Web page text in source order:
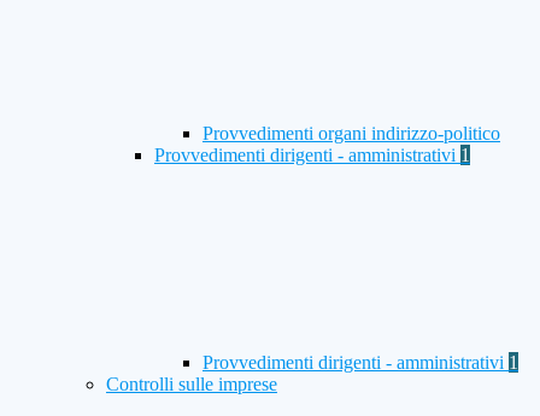
Provvedimenti organi indirizzo-politico
Provvedimenti dirigenti - amministrativi 1
Provvedimenti dirigenti - amministrativi 1
Controlli sulle imprese